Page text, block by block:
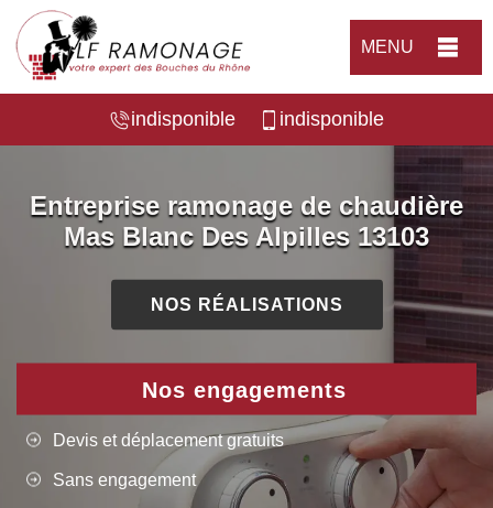
MENU
indisponible indisponible
Entreprise ramonage de chaudière
Mas Blanc Des Alpilles 13103
NOS RÉALISATIONS
Nos engagements
Devis et déplacement gratuits
Sans engagement